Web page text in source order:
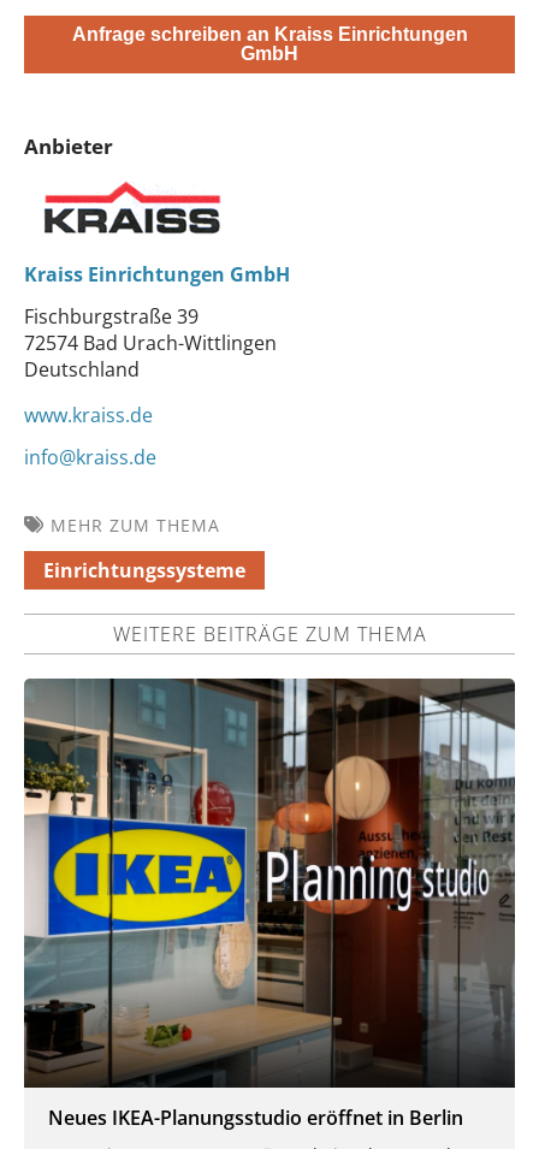
Anfrage schreiben an Kraiss Einrichtungen
GmbH
Anbieter
Kraiss Einrichtungen GmbH
Fischburgstraße 39
72574 Bad Urach-Wittlingen
Deutschland
www.kraiss.de
info@kraiss.de
MEHR ZUM THEMA
Einrichtungssysteme
WEITERE BEITRÄGE ZUM THEMA
Neues IKEA-Planungsstudio eröffnet in Berlin